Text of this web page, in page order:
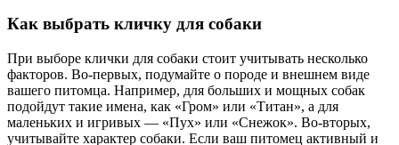
Как выбрать кличку для собаки
При выборе клички для собаки стоит учитывать несколько
факторов. Во-первых, подумайте о породе и внешнем виде
вашего питомца. Например, для больших и мощных собак
подойдут такие имена, как «Гром» или «Титан», а для
маленьких и игривых — «Пух» или «Снежок». Во-вторых,
учитывайте характер собаки. Если ваш питомец активный и